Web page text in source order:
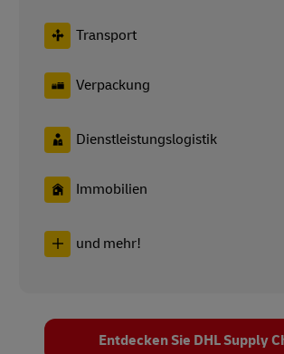
Transport
Verpackung
Dienstleistungslogistik
Immobilien
und mehr!
Entdecken Sie DHL Supply